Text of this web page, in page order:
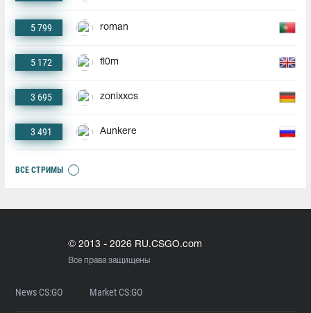
5 799 roman
5 172 fl0m
3 695 zonixxcs
3 491 Aunkere
ВСЕ СТРИМЫ
© 2013 - 2026 RU.CSGO.com
Все права защищены
News CS:GO Market CS:GO